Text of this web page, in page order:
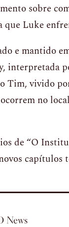
sobre
que Luke
e mantido
interpretada
Tim, vivido
no
de “O
capítulos
News